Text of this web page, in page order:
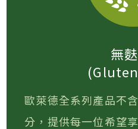
無
歐萊德全系列產品不
分，提供每一位希望